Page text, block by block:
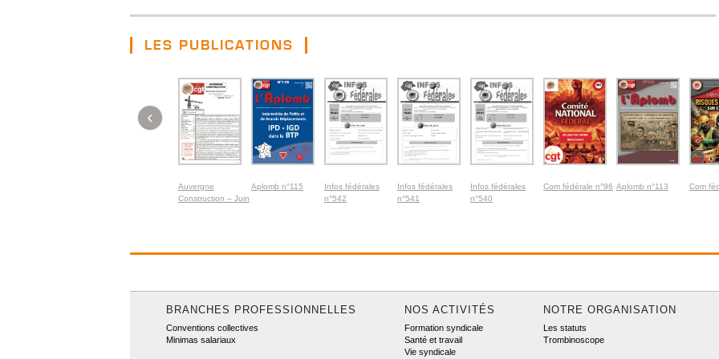
LES PUBLICATIONS
Auvergne
Construction – Juin
Aplomb n°115
Infos fédérales
n°542
Infos fédérales
n°541
Infos fédérales
n°540
Com fédérale n°96 Aplomb n°113 Com
‹
BRANCHES PROFESSIONNELLES
Conventions collectives
Minimas salariaux
NOS ACTIVITÉS
Formation syndicale
Santé et travail
Vie syndicale
NOTRE ORGANISATION
Les statuts
Trombinoscope